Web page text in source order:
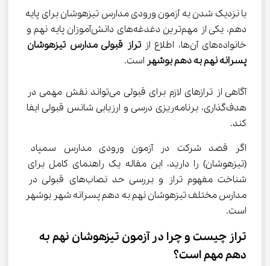
با نزدیک شدن به آزمون ورودی مدارس تیزهوشان برای پایه
دهم، یکی از مهم‌ترین دغدغه‌های دانش‌آموزان پایه نهم و
خانواده‌های آن‌ها، اطلاع از
تراز قبولی مدارس تیزهوشان
پسرانه نهم به دهم بوشهر است.
آگاهی از ترازهای لازم برای قبولی می‌تواند نقش مهمی در
هدف‌گذاری، برنامه‌ریزی درسی و ارزیابی شانس قبولی ایفا
کند.
اگر قصد شرکت در آزمون ورودی مدارس سمپاد
(تیزهوشان) را دارید، این مقاله یک راهنمای کامل برای
شناخت مفهوم تراز و بررسی حد نصاب‌های قبولی در
مدارس مختلف تیزهوشان نهم به دهم پسرانه شهر بوشهر
است.
تراز چیست و چرا در آزمون تیزهوشان نهم به
دهم مهم است؟